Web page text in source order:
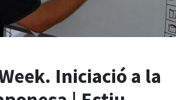
Iniciació a la